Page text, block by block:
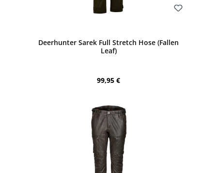
Deerhunter Sarek Full Stretch Hose (Fallen
Leaf)
Regulärer Preis:
99,95 €